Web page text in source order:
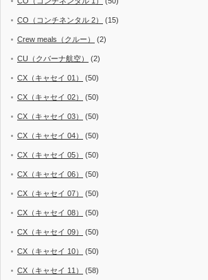
CO（コンチネンタル 2） (15)
Crew meals（クルー） (2)
CU（クバーナ航空） (2)
CX（キャセイ 01） (50)
CX（キャセイ 02） (50)
CX（キャセイ 03） (50)
CX（キャセイ 04） (50)
CX（キャセイ 05） (50)
CX（キャセイ 06） (50)
CX（キャセイ 07） (50)
CX（キャセイ 08） (50)
CX（キャセイ 09） (50)
CX（キャセイ 10） (50)
CX（キャセイ 11） (58)